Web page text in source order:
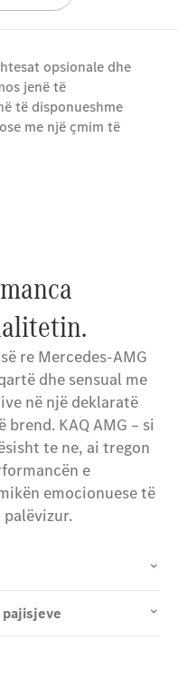
opsionale dhe
jenë të
të disponueshme
me një çmim të
re Mercedes-AMG
dhe sensual me
në një deklaratë
KAQ AMG – si
te ne, ai tregon
e
emocionuese të